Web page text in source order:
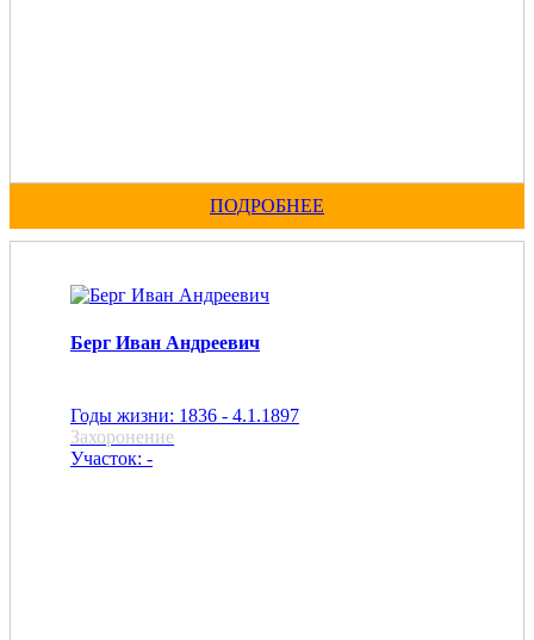
ПОДРОБНЕЕ
Берг Иван Андреевич
Годы жизни: 1836 - 4.1.1897
Захоронение
Участок: -